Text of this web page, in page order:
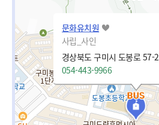
문화유치원
사립_사인
경상북도 구미시 도봉로 57-2
054-443-9966